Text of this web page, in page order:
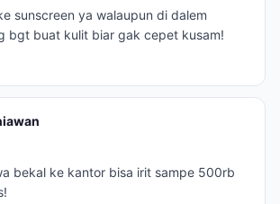
sunscreen ya walaupun di dalem
bgt buat kulit biar gak cepet kusam!
bekal ke kantor bisa irit sampe 500rb